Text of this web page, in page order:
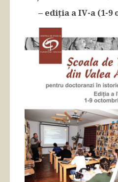
– ediția a IV-a (1-9